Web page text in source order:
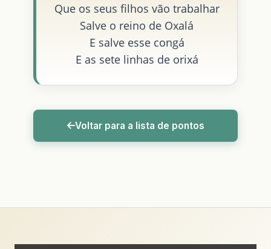
Que os seus filhos vão trabalhar
Salve o reino de Oxalá
E salve esse congá
E as sete linhas de orixá
Voltar para a lista de pontos